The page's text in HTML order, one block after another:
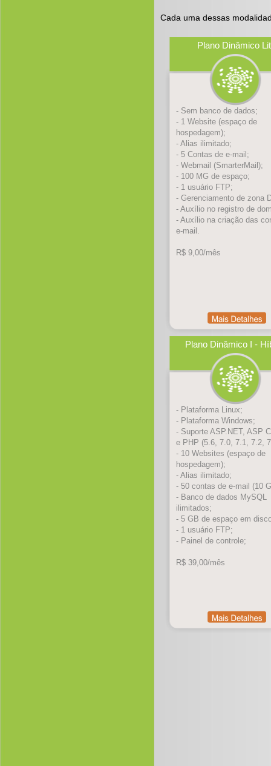
Cada uma dessas
Plano Dinâmico
- Sem banco de dados;
- 1 Website (espaço de
hospedagem);
- Alias ilimitado;
- 5 Contas de e-mail;
- Webmail (SmarterMail);
- 100 MG de espaço;
- 1 usuário FTP;
- Gerenciamento de zona
- Auxílio no registro de
- Auxílio na criação das
e-mail.
R$ 9,00/mês
Plano Dinâmico I -
- Plataforma Linux;
- Plataforma Windows;
- Suporte ASP.NET, ASP
e PHP (5.6, 7.0, 7.1, 7.2,
- 10 Websites (espaço de
hospedagem);
- Alias ilimitado;
- 50 contas de e-mail (10
- Banco de dados MySQL
ilimitados;
- 5 GB de espaço em
- 1 usuário FTP;
- Painel de controle;
R$ 39,00/mês